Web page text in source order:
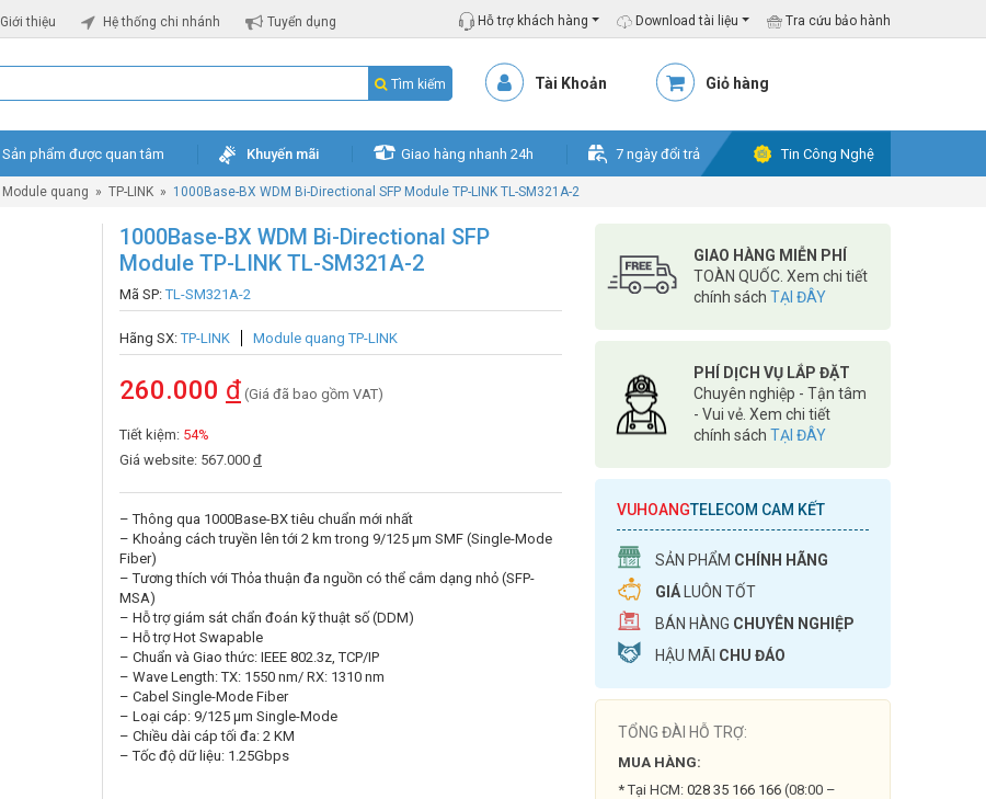
Giới thiệu Hệ thống chi nhánh Tuyển dụng Hỗ trợ khách hàng Download tài liệu Tra cứu bảo hành
Tìm kiếm Tài Khoản Giỏ hàng
Sản phẩm được quan tâm Khuyến mãi Giao hàng nhanh 24h 7 ngày đổi trả Tin Công Nghệ
Module quang » TP-LINK » 1000Base-BX WDM Bi-Directional SFP Module TP-LINK TL-SM321A-2
1000Base-BX WDM Bi-Directional SFP
Module TP-LINK TL-SM321A-2
Mã SP:TL-SM321A-2
Hãng SX:TP-LINK Module quang TP-LINK
260.000 đ (Giá đã bao gồm VAT)
Tiết kiệm: 54%
Giá website: 567.000 đ
– Thông qua 1000Base-BX tiêu chuẩn mới nhất
– Khoảng cách truyền lên tới 2 km trong 9/125 μm SMF (Single-Mode
Fiber)
– Tương thích với Thỏa thuận đa nguồn có thể cắm dạng nhỏ (SFP-
MSA)
– Hỗ trợ giám sát chẩn đoán kỹ thuật số (DDM)
– Hỗ trợ Hot Swapable
– Chuẩn và Giao thức: IEEE 802.3z, TCP/IP
– Wave Length: TX: 1550 nm/ RX: 1310 nm
– Cabel Single-Mode Fiber
– Loại cáp: 9/125 μm Single-Mode
– Chiều dài cáp tối đa: 2 KM
– Tốc độ dữ liệu: 1.25Gbps
GIAO HÀNG MIỄN PHÍ
TOÀN QUỐC. Xem chi tiết
chính sách TẠI ĐÂY
PHÍ DỊCH VỤ LẮP ĐẶT
Chuyên nghiệp - Tận tâm
- Vui vẻ. Xem chi tiết
chính sách TẠI ĐÂY
VUHOANGTELECOM CAM KẾT
SẢN PHẨM CHÍNH HÃNG
GIÁ LUÔN TỐT
BÁN HÀNG CHUYÊN NGHIỆP
HẬU MÃI CHU ĐÁO
TỔNG ĐÀI HỖ TRỢ:
MUA HÀNG:
* Tại HCM: 028 35 166 166 (08:00 –